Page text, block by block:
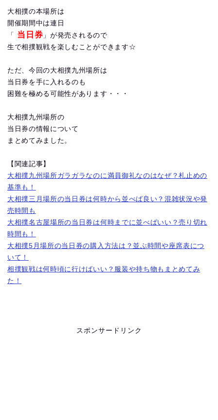
大相撲の本場所は
開催期間中は連日
「
当日券 」が発売されるので
生で相撲観戦を楽しむことができます☆
ただ、今回の大相撲九州場所は
当日券を手に入れるのも
困難を極める可能性があります・・・
大相撲九州場所の
当日券の情報について
まとめてみました。
【関連記事】
大相撲九州場所ガラガラなのに満員御礼なのはなぜ？札止めの
基準も！
大相撲三月場所の当日券は何時から並べば良い？混雑状況や発
売時間も
大相撲名古屋場所の当日券は何時までに並べばいい？売り切れ
時間も！
大相撲5月場所の当日券の購入方法は？並ぶ時間や座席表につ
いて！
相撲観戦は何時頃に行けばいい？服装や持ち物もまとめてみ
た！
スポンサードリンク